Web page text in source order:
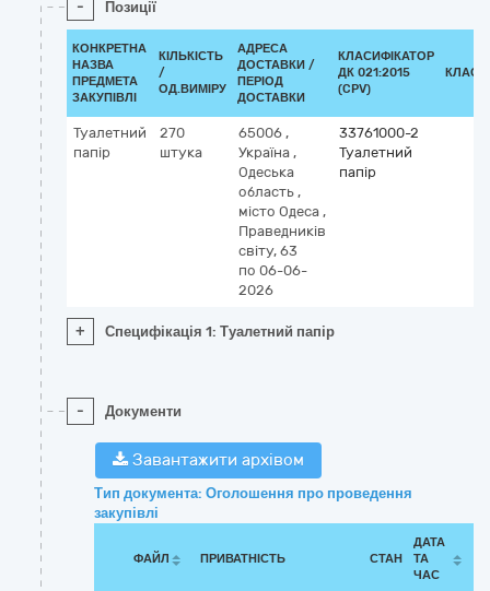
- Позиції
КОНКРЕТНА
НАЗВА
ПРЕДМЕТА
ЗАКУПІВЛІ
КІЛЬКІСТЬ
/
ОД.ВИМІРУ
АДРЕСА
ДОСТАВКИ /
ПЕРІОД
ДОСТАВКИ
КЛАСИФІКАТОР
ДК 021:2015
(CPV)
Туалетний
папір
270
штука
65006 ,
Україна ,
Одеська
область ,
місто Одеса ,
Праведників
світу, 63
по 06-06-
2026
33761000-2
Туалетний
папір
+ Специфікація 1: Туалетний папір
- Документи
Завантажити архівом
Тип документа: Оголошення про проведення
закупівлі
ФАЙЛ ПРИВАТНІСТЬ СТАН
ДАТА
ТА
ЧАС